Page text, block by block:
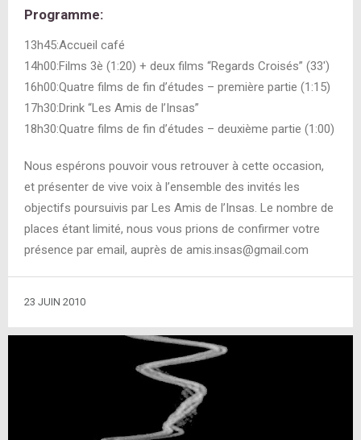
Programme:
13h45:Accueil café
14h00:Films 3è (1:20) + deux films “Regards Croisés” (33′)
16h00:Quatre films de fin d’études – première partie (1:15)
17h30:Drink “Les Amis de l’Insas”
18h30:Quatre films de fin d’études – deuxième partie (1:00)
Nous espérons pouvoir vous retrouver à cette occasion,
et présenter de vive voix à l’ensemble des invités les
objectifs poursuivis par Les Amis de l’Insas. Le nombre de
places étant limité, nous vous prions de confirmer votre
présence par email, auprès de amis.insas@gmail.com
23 JUIN 2010